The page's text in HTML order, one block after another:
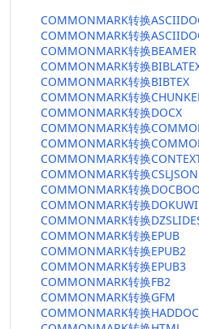
COMMONMARK转换
COMMONMARK转换
COMMONMARK转换BEAMER
COMMONMARK转换
COMMONMARK转换BIBTEX
COMMONMARK转换
COMMONMARK转换DOCX
COMMONMARK转换
COMMONMARK转换
COMMONMARK转换
COMMONMARK转换CSLJSON
COMMONMARK转换
COMMONMARK转换
COMMONMARK转换
COMMONMARK转换EPUB
COMMONMARK转换EPUB2
COMMONMARK转换EPUB3
COMMONMARK转换FB2
COMMONMARK转换GFM
COMMONMARK转换